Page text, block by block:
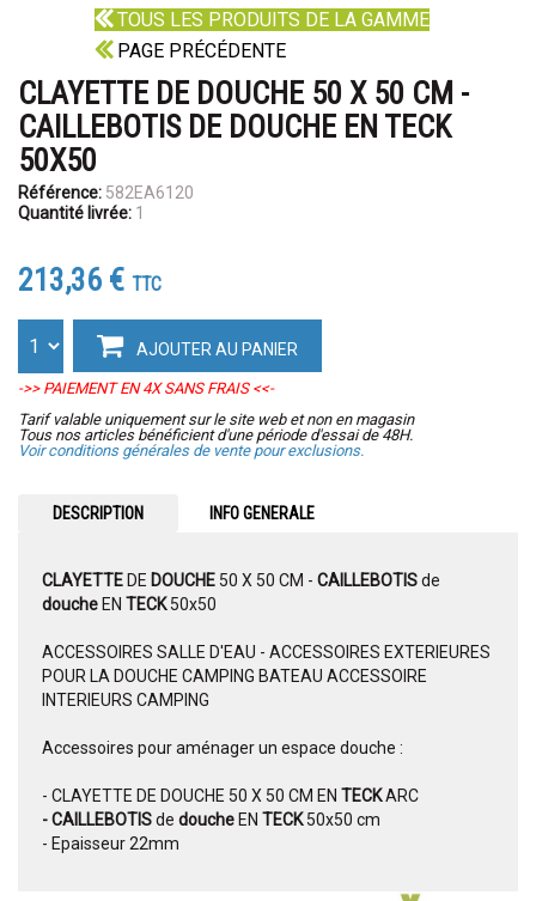
TOUS LES PRODUITS DE LA GAMME
PAGE PRÉCÉDENTE
CLAYETTE DE DOUCHE 50 X 50 CM -
CAILLEBOTIS DE DOUCHE EN TECK
50X50
Référence: 582EA6120
Quantité livrée: 1
213,36 € TTC
AJOUTER AU PANIER
->> PAIEMENT EN 4X SANS FRAIS <<-
Tarif valable uniquement sur le site web et non en magasin
Tous nos articles bénéficient d'une période d'essai de 48H.
Voir conditions générales de vente pour exclusions.
DESCRIPTION INFO GENERALE
CLAYETTE DE DOUCHE 50 X 50 CM - CAILLEBOTISde
douche EN TECK50x50
ACCESSOIRES SALLE D'EAU - ACCESSOIRES EXTERIEURES
POUR LA DOUCHE CAMPING BATEAU ACCESSOIRE
INTERIEURS CAMPING
Accessoires pour aménager un espace douche :
- CLAYETTE DE DOUCHE 50 X 50 CM EN TECKARC
- CAILLEBOTISde douche EN TECK50x50 cm
- Epaisseur 22mm